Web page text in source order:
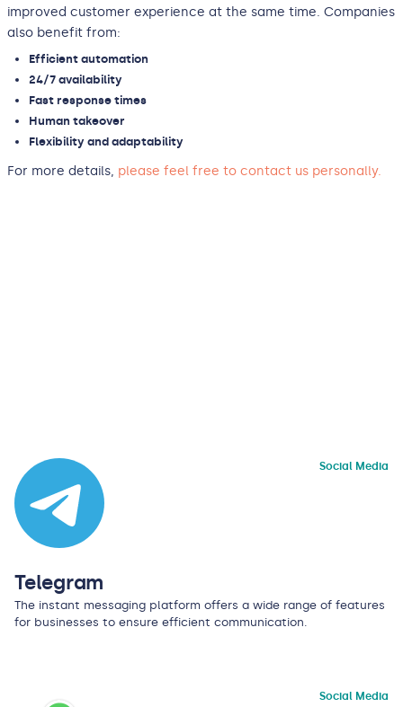
improved customer experience at the same time. Companies
also benefit from:
Efficient automation
24/7 availability
Fast response times
Human takeover
Flexibility and adaptability
For more details, please feel free to contact us personally.
Social Media
Telegram
The instant messaging platform offers a wide range of features
for businesses to ensure efficient communication.
Social Media